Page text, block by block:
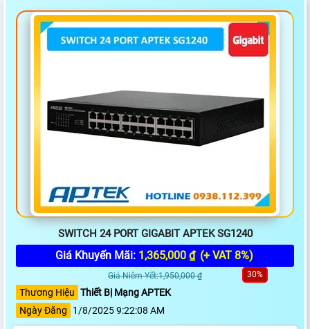
SWITCH 24 PORT GIGABIT APTEK SG1240
Giá Khuyến Mãi: 1,365,000 ₫ (+ VAT 8%)
Giá Niêm Yết:1,950,000 ₫ 30%
Thương Hiệu Thiết Bị Mạng APTEK
Ngày Đăng
1/8/2025 9:22:08 AM